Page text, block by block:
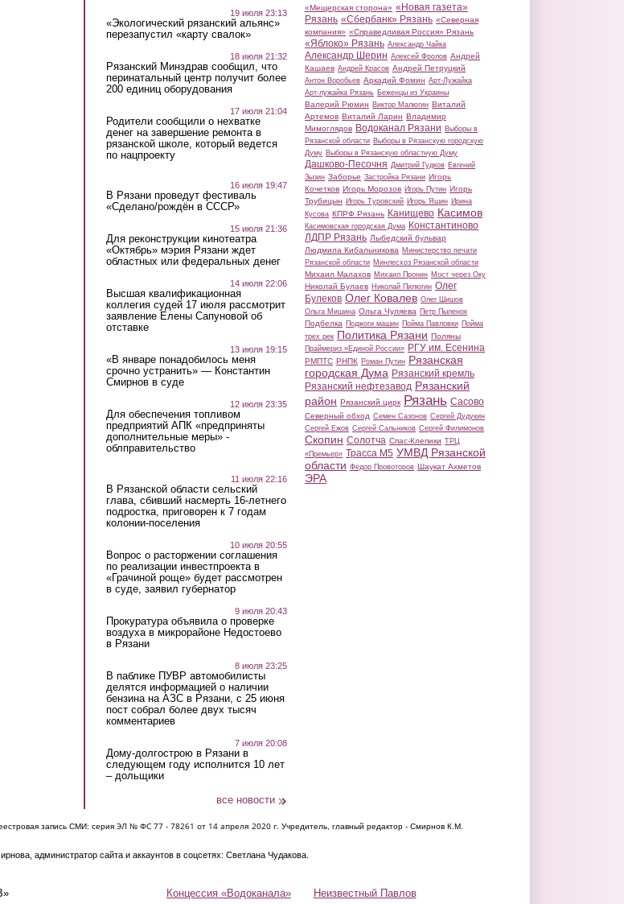
19 июля 23:13
«Экологический рязанский альянс»
перезапустил «карту свалок»
18 июля 21:32
Рязанский Минздрав сообщил, что
перинатальный центр получит более
200 единиц оборудования
17 июля 21:04
Родители сообщили о нехватке
денег на завершение ремонта в
рязанской школе, который ведется
по нацпроекту
16 июля 19:47
В Рязани проведут фестиваль
«Сделано/рождён в СССР»
15 июля 21:36
Для реконструкции кинотеатра
«Октябрь» мэрия Рязани ждет
областных или федеральных денег
14 июля 22:06
Высшая квалификационная
коллегия судей 17 июля рассмотрит
заявление Елены Сапуновой об
отставке
13 июля 19:15
«В январе понадобилось меня
срочно устранить» — Константин
Смирнов в суде
12 июля 23:35
Для обеспечения топливом
предприятий АПК «предприняты
дополнительные меры» -
облправительство
11 июля 22:16
В Рязанской области сельский
глава, сбивший насмерть 16-летнего
подростка, приговорен к 7 годам
колонии-поселения
10 июля 20:55
Вопрос о расторжении соглашения
по реализации инвестпроекта в
«Грачиной роще» будет рассмотрен
в суде, заявил губернатор
9 июля 20:43
Прокуратура объявила о проверке
воздуха в микрорайоне Недостоево
в Рязани
8 июля 23:25
В паблике ПУВР автомобилисты
делятся информацией о наличии
бензина на АЗС в Рязани, с 25 июня
пост собрал более двух тысяч
комментариев
7 июля 20:08
Дому-долгострою в Рязани в
следующем году исполнится 10 лет
– дольщики
все новости
«Мещерская сторона» «Новая газета»
Рязань «Сбербанк» Рязань «Северная
компания» «Справедливая Россия» Рязань
«Яблоко» Рязань Александр Чайка
Александр Шерин Алексей Фролов Андрей
Кашаев Андрей Красов Андрей Петруцкий
Антон Воробьев Аркадий Фомин Арт-Лужайка
Арт-лужайка Рязань Беженцы из Украины
Валерий Рюмин Виктор Малюгин Виталий
Артемов Виталий Ларин Владимир
Мимоглядов Водоканал Рязани Выборы в
Рязанской области Выборы в Рязанскую городскую
Думу Выборы в Рязанскую областную Думу
Дашково-Песочня Дмитрий Гудков Евгений
Зызин Заборье Застройка Рязани Игорь
Кочетков Игорь Морозов Игорь Путин Игорь
Трубицын Игорь Туровский Игорь Яшин Ирина
Кусова КПРФ Рязань Канищево Касимов
Касимовская городская Дума Константиново
ЛДПР Рязань Лыбедский бульвар
Людмила Кибальникова Министерство печати
Рязанской области Минлесхоз Рязанской области
Михаил Малахов Михаил Пронин Мост через Оку
Николай Булаев Николай Пилюгин Олег
Булеков Олег Ковалев Олег Шишов
Ольга Мишина Ольга Чуляева Петр Пыленок
Подбелка Поджоги машин Пойма Павловки Пойма
трех рек Политика Рязани Поляны
Праймериз «Единой России» РГУ им. Есенина
РМПТС РНПК Роман Путин Рязанская
городская Дума Рязанский кремль
Рязанский нефтезавод Рязанский
район Рязанский цирк Рязань Сасово
Северный обход Семен Сазонов Сергей Дудукин
Сергей Ежов Сергей Сальников Сергей Филимонов
Скопин Солотча Спас-Клепики ТРЦ
«Премьер» Трасса М5 УМВД Рязанской
области Федор Провоторов Шаукат Ахметов
ЭРА
запись СМИ: серия ЭЛ № ФС 77 - 78261 от 14 апреля 2020 г. Учредитель, главный редактор - Смирнов К.М.
администратор сайта и аккаунтов в соцсетях: Светлана Чудакова.
Концессия «Водоканала» Неизвестный Павлов